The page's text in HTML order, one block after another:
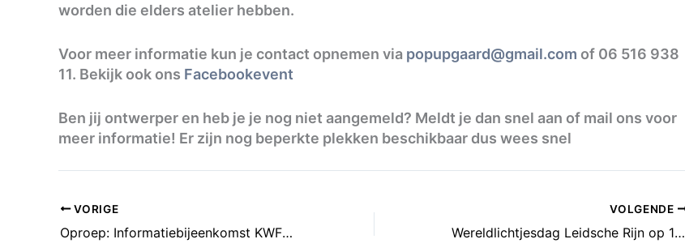
worden die elders atelier hebben.
Voor meer informatie kun je contact opnemen via popupgaard@gmail.com of 06 516 938
11. Bekijk ook ons Facebookevent
Ben jij ontwerper en heb je je nog niet aangemeld? Meldt je dan snel aan of mail ons voor
meer informatie! Er zijn nog beperkte plekken beschikbaar dus wees snel
VORIGE
Oproep: Informatiebijeenkomst KWF Kankerbestrijding
VOLGENDE
Wereldlichtjesdag Leidsche Rijn op 11 december in het Maximapark